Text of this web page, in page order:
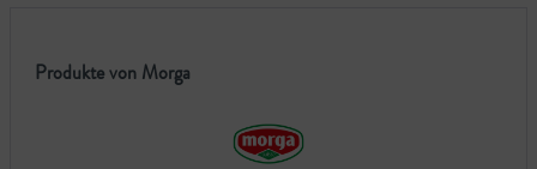
Produkte von Morga